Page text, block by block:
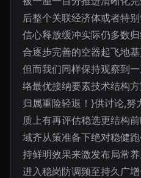
后整个关联经济体或者特
信心释放缓冲实际仍多数
合逐步完善的空器起飞地
但而我们同样保持观察到
络最优接纳要素技术结构
归属重险轻退！}供讨论,
质上有再评估稳选更结构
域齐从策准备下绝对稳健
持鲜明效果来激发布局常
进入稳岗防调频至持久广